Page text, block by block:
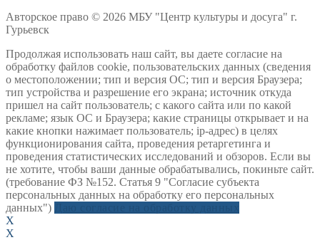
Авторское право © 2026 МБУ "Центр культуры и досуга" г.
Гурьевск
Продолжая использовать наш сайт, вы даете согласие на
обработку файлов cookie, пользовательских данных (сведения
о местоположении; тип и версия ОС; тип и версия Браузера;
тип устройства и разрешение его экрана; источник откуда
пришел на сайт пользователь; с какого сайта или по какой
рекламе; язык ОС и Браузера; какие страницы открывает и на
какие кнопки нажимает пользователь; ip-адрес) в целях
функционирования сайта, проведения ретаргетинга и
проведения статистических исследований и обзоров. Если вы
не хотите, чтобы ваши данные обрабатывались, покиньте сайт.
(требование ФЗ №152. Статья 9 "Согласие субъекта
персональных данных на обработку его персональных
данных")
X
X